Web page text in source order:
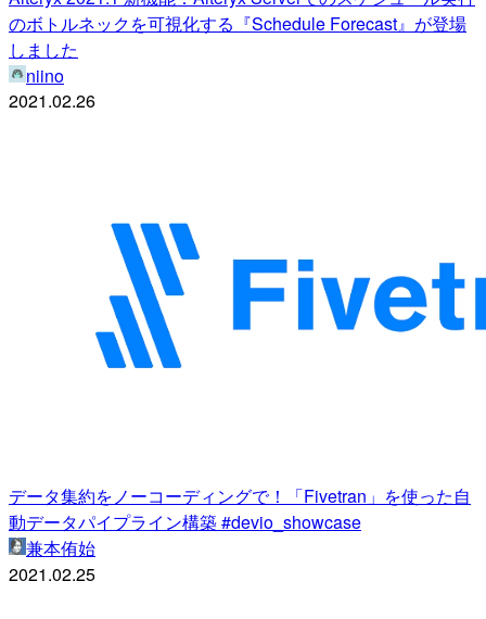
のボトルネックを可視化する『Schedule Forecast』が登場
しました
niino
2021.02.26
データ集約をノーコーディングで！「Fivetran」を使った自
動データパイプライン構築 #devio_showcase
兼本侑始
2021.02.25